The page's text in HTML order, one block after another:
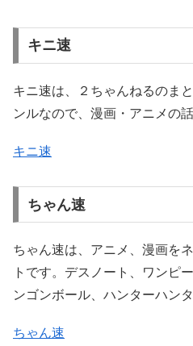
キニ速
キニ速は、２ちゃんねるのま
ンルなので、漫画・アニメの
キニ速
ちゃん速
ちゃん速は、アニメ、漫画を
トです。デスノート、ワンピ
ンゴンボール、ハンターハンタ
ちゃん速